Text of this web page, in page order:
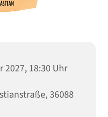
2027, 18:30 Uhr
36088